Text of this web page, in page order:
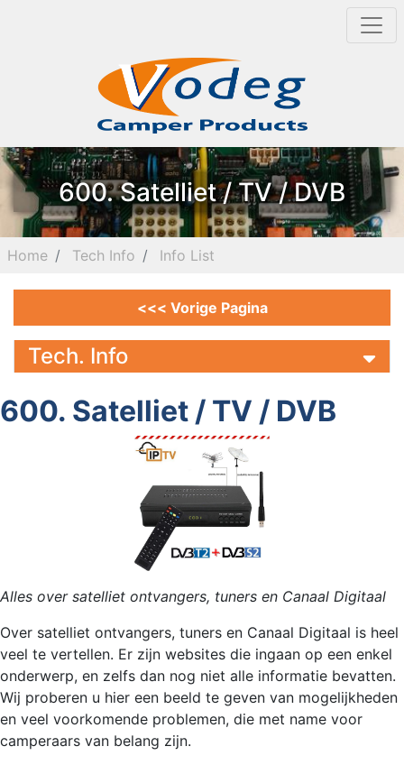
600. Satelliet / TV / DVB
Home Tech Info Info List
<<< Vorige Pagina
Tech. Info
600. Satelliet / TV / DVB
Alles over satelliet ontvangers, tuners en Canaal Digitaal
Over satelliet ontvangers, tuners en Canaal Digitaal is heel
veel te vertellen. Er zijn websites die ingaan op een enkel
onderwerp, en zelfs dan nog niet alle informatie bevatten.
Wij proberen u hier een beeld te geven van mogelijkheden
en veel voorkomende problemen, die met name voor
camperaars van belang zijn.